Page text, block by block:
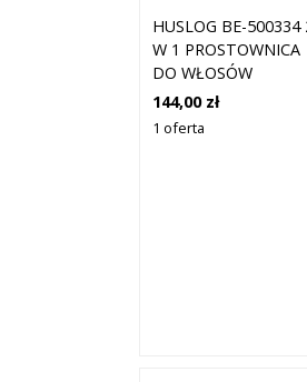
HUSLOG BE-500334
W 1 PROSTOWNICA
DO WŁOSÓW
144,00 zł
1 oferta